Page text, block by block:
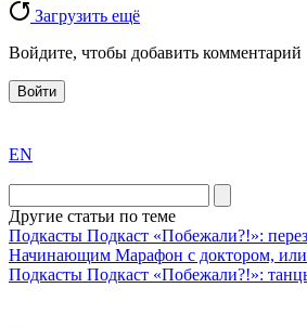
Загрузить ещё
Войдите, чтобы добавить комментарий
Войти
the
division
agent
watch
replica
showcases
EN
Другие статьи по теме
Подкасты Подкаст «Побежали?!»:
Начинающим Марафон с доктором, или
Подкасты Подкаст «Побежали?!»: